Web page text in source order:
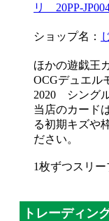
リ 20PP-
ショップ名：
ほかの遊戯
OCGデュエル
2020 シング
当店のカード
る初期キズや
ださい。
1枚ずつスリー
トレーディン